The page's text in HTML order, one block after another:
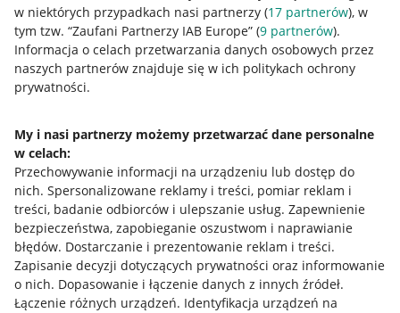
w niektórych przypadkach nasi partnerzy (17 partnerów), w
tym tzw. “Zaufani Partnerzy IAB Europe” (9 partnerów).
Informacja o celach przetwarzania danych osobowych przez
naszych partnerów znajduje się w ich politykach ochrony
prywatności.
My i nasi partnerzy możemy przetwarzać dane personalne
w celach:
Przechowywanie informacji na urządzeniu lub dostęp do
nich. Spersonalizowane reklamy i treści, pomiar reklam i
treści, badanie odbiorców i ulepszanie usług. Zapewnienie
bezpieczeństwa, zapobieganie oszustwom i naprawianie
błędów. Dostarczanie i prezentowanie reklam i treści.
Zapisanie decyzji dotyczących prywatności oraz informowanie
o nich. Dopasowanie i łączenie danych z innych źródeł.
Łączenie różnych urządzeń. Identyfikacja urządzeń na
Nawigacja
Przydatne informacje
Jak to działa
Allegro Gadane dla sprzedających
Allegro Gadane dla kupujących
Mapa miejscowości
Informacje prawne
Regulamin